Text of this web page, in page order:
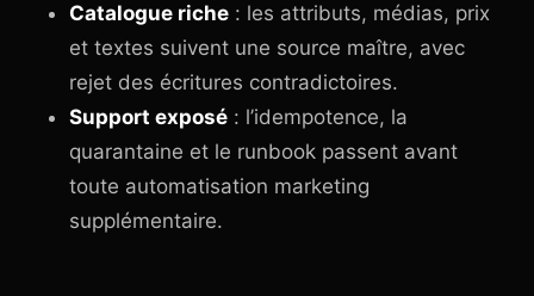
Catalogue riche : les attributs, médias, prix
et textes suivent une source maître, avec
rejet des écritures contradictoires.
Support exposé : l’idempotence, la
quarantaine et le runbook passent avant
toute automatisation marketing
supplémentaire.